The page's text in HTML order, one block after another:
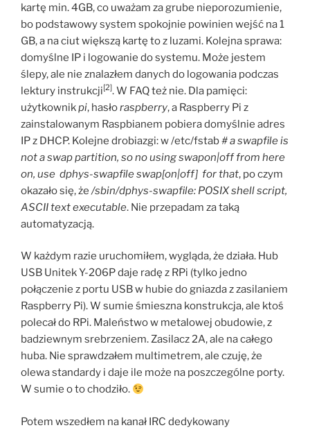
kartę min. 4GB, co uważam za grube nieporozumienie,
bo podstawowy system spokojnie powinien wejść na 1
GB, a na ciut większą kartę to z luzami. Kolejna sprawa:
domyślne IP i logowanie do systemu. Może jestem
ślepy, ale nie znalazłem danych do logowania podczas
lektury instrukcji[2]. W FAQ też nie. Dla pamięci:
użytkownikpi, hasłoraspberry, a Raspberry Pi z
zainstalowanym Raspbianem pobiera domyślnie adres
IP z DHCP. Kolejne drobiazgi: w /etc/fstab# a swapfile is
not a swap partition, so no using swapon|off from here
on, use dphys-swapfile swap[on|off] for that, po czym
okazało się, że /sbin/dphys-swapfile: POSIX shell script,
ASCII text executable. Nie przepadam za taką
automatyzacją.
W każdym razie uruchomiłem, wygląda, że działa. Hub
USB Unitek Y-206P daje radę z RPi (tylko jedno
połączenie z portu USB w hubie do gniazda z zasilaniem
Raspberry Pi). W sumie śmieszna konstrukcja, ale ktoś
polecał do RPi. Maleństwo w metalowej obudowie, z
badziewnym srebrzeniem. Zasilacz 2A, ale na całego
huba. Nie sprawdzałem multimetrem, ale czuję, że
olewa standardy i daje ile może na poszczególne porty.
W sumie o to chodziło.
Potem wszedłem na kanał IRC dedykowany